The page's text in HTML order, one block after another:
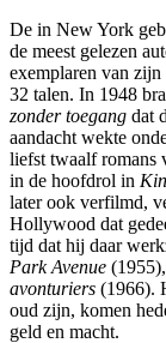
De in New York
de meest gelezen
exemplaren van
32 talen. In 1948
zonder toegang dat
aandacht wekte
liefst twaalf romans
in de hoofdrol in
later ook verfilmd,
Hollywood dat
tijd dat hij daar
Park Avenue (1955),
avonturiers (1966).
oud zijn, komen
geld en macht.